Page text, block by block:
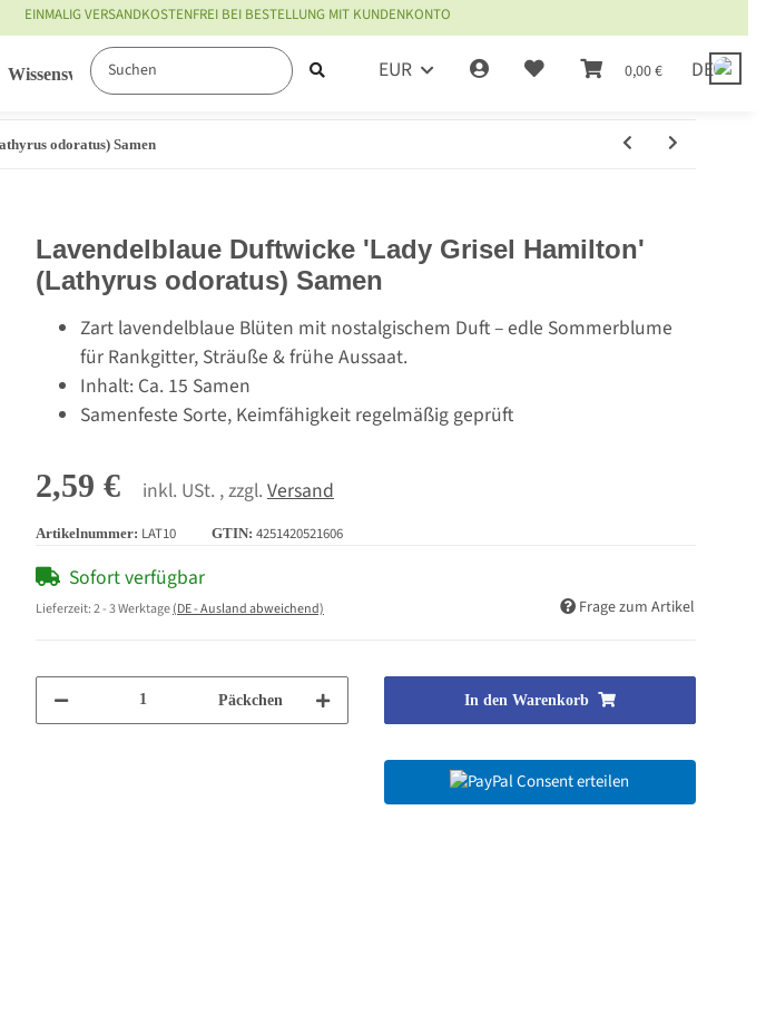
EINMALIG VERSANDKOSTENFREI BEI BESTELLUNG MIT KUNDENKONTO
EUR 0,00 € DE
Wissenswertes
odoratus) Samen
Lavendelblaue Duftwicke 'Lady Grisel Hamilton'
(Lathyrus odoratus) Samen
Zart lavendelblaue Blüten mit nostalgischem Duft – edle Sommerblume
für Rankgitter, Sträuße & frühe Aussaat.
Inhalt: Ca. 15 Samen
Samenfeste Sorte, Keimfähigkeit regelmäßig geprüft
2,59 € inkl. USt. , zzgl. Versand
Artikelnummer: LAT10 GTIN: 4251420521606
Sofort verfügbar
Lieferzeit:2 - 3 Werktage(DE - Ausland abweichend) Frage zum Artikel
Päckchen In den Warenkorb
Consent erteilen